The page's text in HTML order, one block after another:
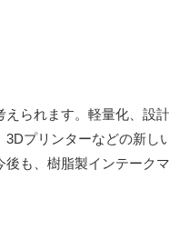
えられます。軽量化、設
プリンターなどの新し
も、樹脂製インテーク